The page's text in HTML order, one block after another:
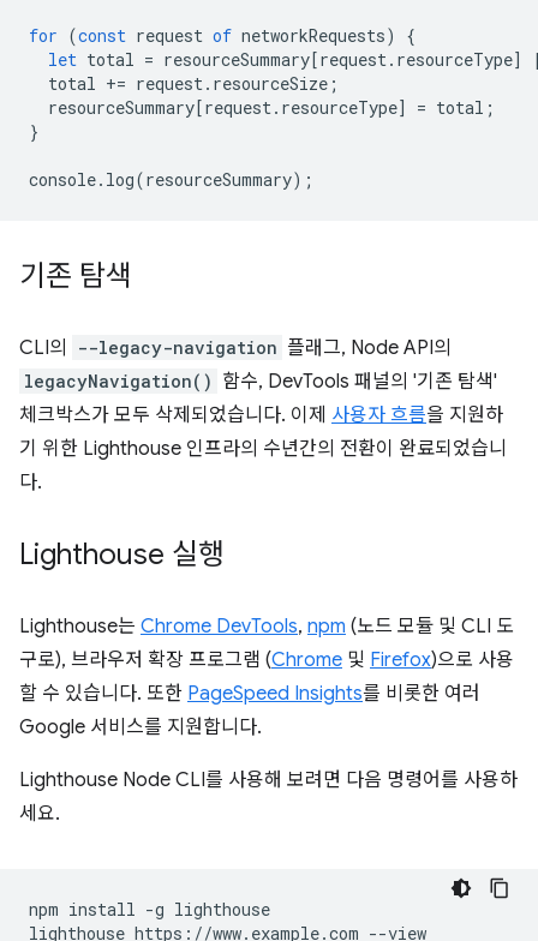
for (const request of networkRequests)
{
let total = resourceSummary[request . resourceType]
total += request . resourceSize ;
resourceSummary[request . resourceType] = total ;
}
console. log(resourceSummary);
기존 탐색
CLI의 --legacy-navigation 플래그, Node API의
legacyNavigation() 함수, DevTools 패널의 '기존 탐색'
체크박스가 모두 삭제되었습니다. 이제 사용자 흐름을 지원하
기 위한 Lighthouse 인프라의 수년간의 전환이 완료되었습니
다.
Lighthouse 실행
Lighthouse는 Chrome DevTools, npm (노드 모듈 및 CLI 도
구로), 브라우저 확장 프로그램 (Chrome 및 Firefox)으로 사용
할 수 있습니다. 또한 PageSpeed Insights를 비롯한 여러
Google 서비스를 지원합니다.
Lighthouse Node CLI를 사용해 보려면 다음 명령어를 사용하
세요.
npm install -g lighthouse